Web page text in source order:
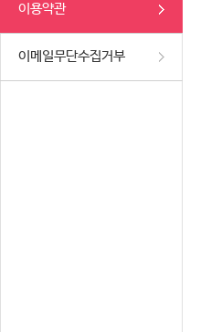
이용약관
이메일무단수집거부